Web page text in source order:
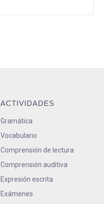
ACTIVIDADES
Gramática
Vocabulario
Comprensión de lectura
Comprensión auditiva
Expresión escrita
Exámenes